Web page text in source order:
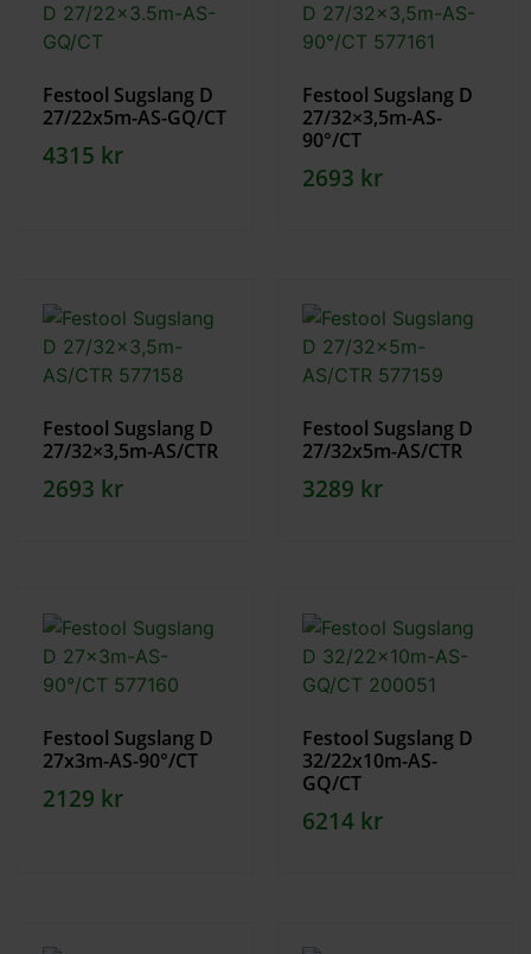
Festool Sugslang D
27/22x5m-AS-GQ/CT
4315 kr
Festool Sugslang D
27/32×3,5m-AS-
90°/CT
2693 kr
Festool Sugslang D
27/32×3,5m-AS/CTR
2693 kr
Festool Sugslang D
27/32x5m-AS/CTR
3289 kr
Festool Sugslang D
27x3m-AS-90°/CT
2129 kr
Festool Sugslang D
32/22x10m-AS-
GQ/CT
6214 kr